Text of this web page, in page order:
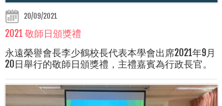
20/09/2021
2021 敬師日頒獎禮
永遠榮譽會長李少鶴校長代表本學會出席2021年9月
20日舉行的敬師日頒獎禮，主禮嘉賓為行政長官。